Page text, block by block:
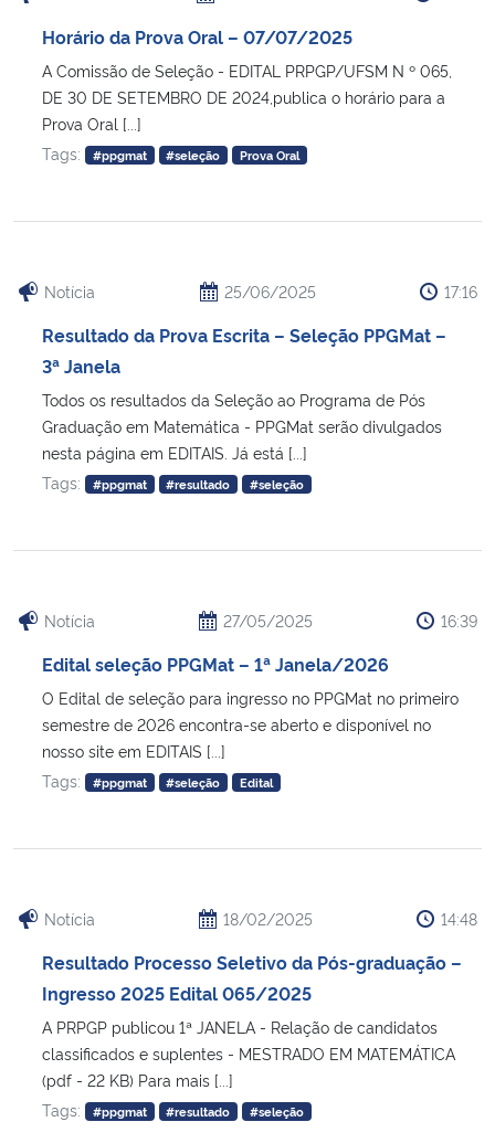
Horário da Prova Oral – 07/07/2025
A Comissão de Seleção - EDITAL PRPGP/UFSM N º 065,
DE 30 DE SETEMBRO DE 2024,publica o horário para a
Prova Oral [...]
Tags:
#ppgmat #seleção Prova Oral
Notícia 25/06/2025 17:16
Resultado da Prova Escrita – Seleção PPGMat –
3ª Janela
Todos os resultados da Seleção ao Programa de Pós
Graduação em Matemática - PPGMat serão divulgados
nesta página em EDITAIS. Já está [...]
Tags:
#ppgmat #resultado #seleção
Notícia 27/05/2025 16:39
Edital seleção PPGMat – 1ª Janela/2026
O Edital de seleção para ingresso no PPGMat no primeiro
semestre de 2026 encontra-se aberto e disponível no
nosso site em EDITAIS [...]
Tags:
#ppgmat #seleção Edital
Notícia 18/02/2025 14:48
Resultado Processo Seletivo da Pós-graduação –
Ingresso 2025 Edital 065/2025
A PRPGP publicou 1ª JANELA - Relação de candidatos
classificados e suplentes - MESTRADO EM MATEMÁTICA
(pdf - 22 KB) Para mais [...]
Tags:
#ppgmat #resultado #seleção